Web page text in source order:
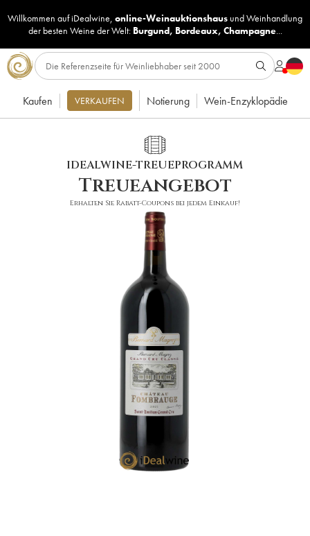
Willkommen auf iDealwine, online-Weinauktionshaus undWeinhandlung
der besten Weine der Welt: Burgund, Bordeaux, Champagne...
Kaufen VERKAUFEN Notierung Wein-Enzyklopädie
IDEALWINE-TREUEPROGRAMM
Treueangebot
Erhalten Sie Rabatt-Coupons bei jedem Einkauf!